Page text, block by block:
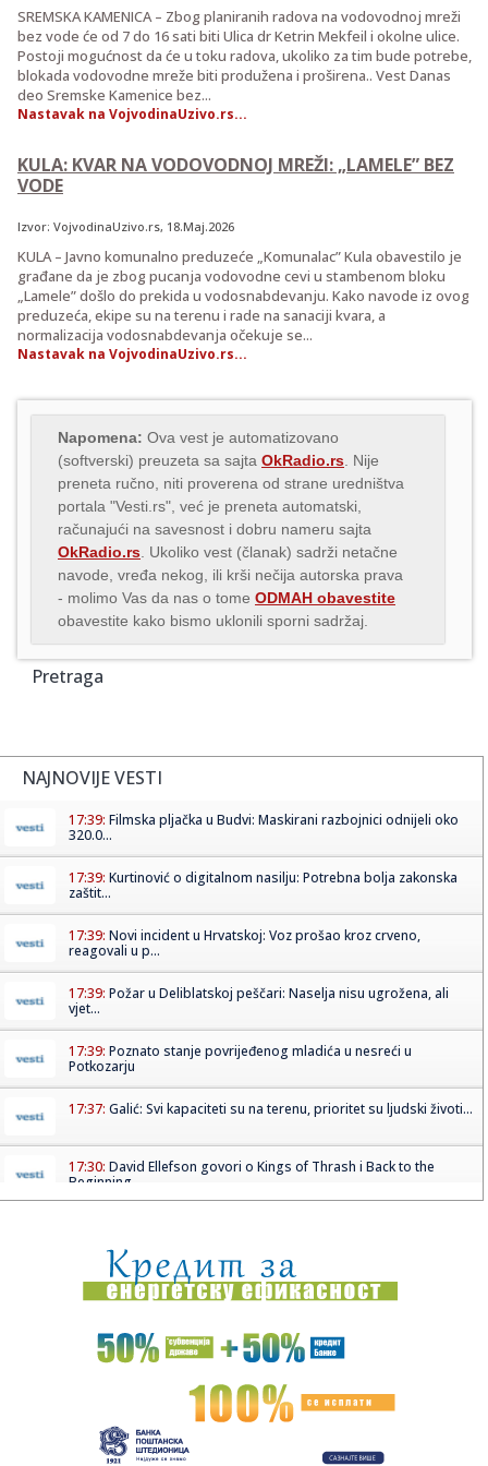
SREMSKA KAMENICA – Zbog planiranih radova na vodovodnoj mreži
bez vode će od 7 do 16 sati biti Ulica dr Ketrin Mekfeil i okolne ulice.
Postoji mogućnost da će u toku radova, ukoliko za tim bude potrebe,
blokada vodovodne mreže biti produžena i proširena.. Vest Danas
deo Sremske Kamenice bez...
Nastavak na VojvodinaUzivo.rs...
KULA: KVAR NA VODOVODNOJ MREŽI: „LAMELE” BEZ
VODE
Izvor: VojvodinaUzivo.rs, 18.Maj.2026
KULA – Javno komunalno preduzeće „Komunalac” Kula obavestilo je
građane da je zbog pucanja vodovodne cevi u stambenom bloku
„Lamele” došlo do prekida u vodosnabdevanju. Kako navode iz ovog
preduzeća, ekipe su na terenu i rade na sanaciji kvara, a
normalizacija vodosnabdevanja očekuje se...
Nastavak na VojvodinaUzivo.rs...
Napomena: Ova vest je automatizovano
(softverski) preuzeta sa sajta OkRadio.rs . Nije
preneta ručno, niti proverena od strane uredništva
portala "Vesti.rs", već je preneta automatski,
računajući na savesnost i dobru nameru sajta
OkRadio.rs . Ukoliko vest (članak) sadrži netačne
navode, vređa nekog, ili krši nečija autorska prava
- molimo Vas da nas o tome ODMAH obavestite
obavestite kako bismo uklonili sporni sadržaj.
Pretraga
NAJNOVIJE VESTI
17:39: Filmska pljačka u Budvi: Maskirani razbojnici odnijeli oko
320.0...
17:39: Kurtinović o digitalnom nasilju: Potrebna bolja zakonska
zaštit...
17:39: Novi incident u Hrvatskoj: Voz prošao kroz crveno,
reagovali u p...
17:39: Požar u Deliblatskoj peščari: Naselja nisu ugrožena, ali
vjet...
17:39: Poznato stanje povrijeđenog mladića u nesreći u
Potkozarju
17:37: Galić: Svi kapaciteti su na terenu, prioritet su ljudski životi...
17:30: David Ellefson govori o Kings of Thrash i Back to the
Beginning
17:26:Veliki preokret Monaka protiv Liverpula
17:26:Partizanov protivnik odložio utakmicu
Ruski mediji o poseti Zelenskog: Nije bilo reči o vojnoj
17:25:Uspelo potapanje barži: Blok 2 nuklearke Černavoda radi